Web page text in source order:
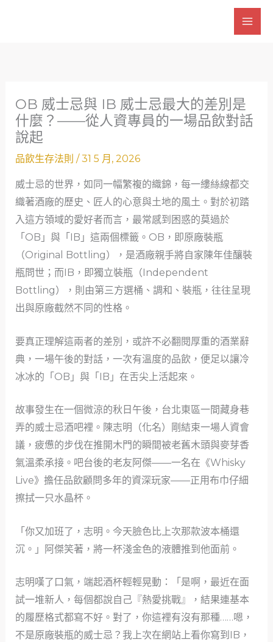
OB 威士忌與 IB 威士忌最大的差別是
什麼？——從人資專員的一場品飲對話
說起
品飲生存法則 /31 5 月, 2026
威士忌的世界，如同一幅繁複的織錦，每一縷絲線都交
織著酒廠的歷史、匠人的心意與土地的風土。對於初踏
入這方領域的愛好者而言，最常感到困惑的莫過於
「OB」與「IB」這兩個標籤。OB，即原廠裝瓶
（Original Bottling），是酒廠親手將自家陳年佳釀裝
瓶問世；而IB，即獨立裝瓶（Independent
Bottling），則由第三方選桶、調和、裝瓶，往往呈現
出與原廠截然不同的性格。
要真正理解這兩者的差別，或許不必翻閱厚重的酒業辭
典，一場午後的對話，一次有溫度的品飲，便足以讓冷
冰冰的「OB」與「IB」在舌尖上活起來。
故事發生在一個微涼的秋日午後，台北東區一間藏身巷
弄的威士忌酒吧裡。陳志明（化名）剛結束一場人資會
議，疲憊的步伐在推開木門的瞬間被老舊木頭與麥芽香
氣溫柔承接。吧台後的老友阿傑——一名在《Whisky
Live》擔任品飲顧問多年的資深玩家——正用布巾仔細
擦拭一只水晶杯。
「你又加班了，志明。今天臉色比上次那款波本桶還
沉。」阿傑笑著，將一杯淺金色的液體推到他面前。
志明嘆了口氣，端起酒杯輕輕晃動：「是啊，最近在面
試一堆新人，每個都說自己『熱愛挑戰』，結果連基本
的履歷格式都寫不好。對了，你這裡有沒有那種……嗯，
不是原廠裝瓶的威士忌？我上次在網站上看你寫到IB，